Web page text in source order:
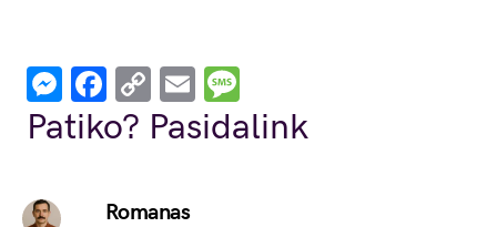
Messenger
Facebook
Copy
Link
Email
Patiko? Pasidalink
Romanas